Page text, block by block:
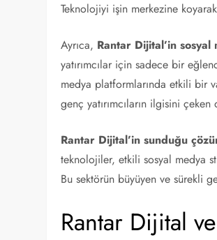
Teknolojiyi işin merkezine
Ayrıca, Rantar Dijital’in
yatırımcılar için sadece bir
medya platformlarında etkili bir
genç yatırımcıların ilgisini
Rantar Dijital’in sunduğu
teknolojiler, etkili sosyal medya
Bu sektörün büyüyen ve sürekli
Rantar Dijital